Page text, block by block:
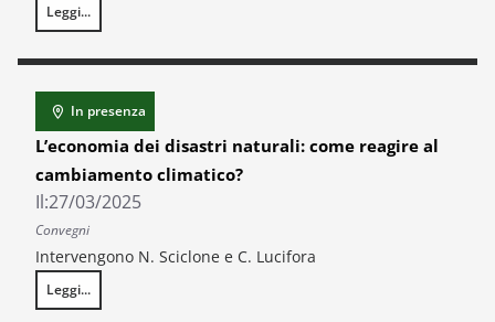
Leggi...
Seminario “Tra rurale e urbano: una zonizzazione per studiare i
In presenza
L’economia dei disastri naturali: come reagire al
cambiamento climatico?
Il:27/03/2025
Convegni
Intervengono N. Sciclone e C. Lucifora
Leggi...
L’economia dei disastri naturali: come reagire al cambiamento